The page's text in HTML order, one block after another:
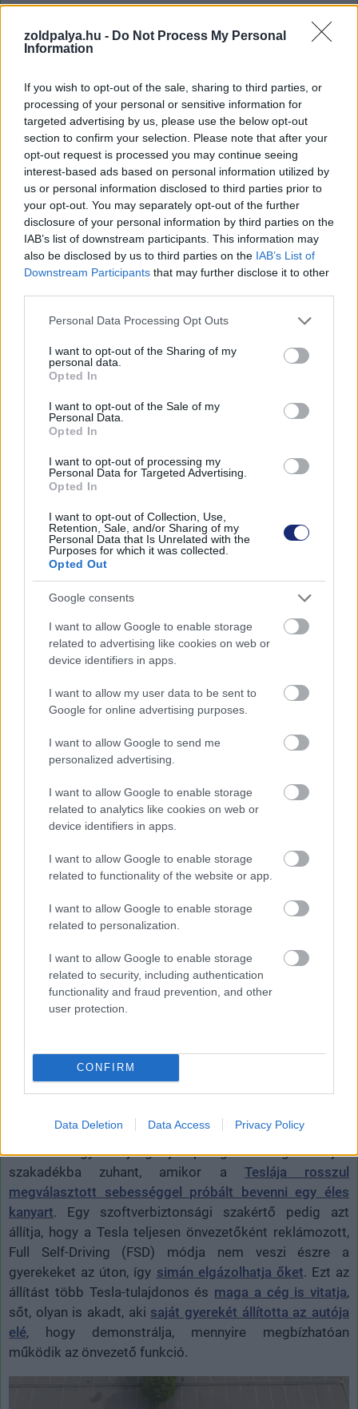
zoldpalya.hu - Do Not Process My Personal
Information
If you wish to opt-out of the sale, sharing to third parties, or
processing of your personal or sensitive information for
targeted advertising by us, please use the below opt-out
section to confirm your selection. Please note that after your
opt-out request is processed you may continue seeing
interest-based ads based on personal information utilized by
us or personal information disclosed to third parties prior to
your opt-out. You may separately opt-out of the further
disclosure of your personal information by third parties on the
IAB’s list of downstream participants. This information may
also be disclosed by us to third parties on the IAB’s List of
Downstream Participants that may further disclose it to other
Please note that this website/app uses one or more Google
not limited to your visit or usage behaviour. You may click to
grant or deny consent to Google and its third-party tags to
use your data for below specified purposes in below Google
consent section.
Personal Data Processing Opt Outs
I want to opt-out of the Sharing of my
personal data.
Opted In
I want to opt-out of the Sale of my
Personal Data.
Opted In
I want to opt-out of processing my
Personal Data for Targeted Advertising.
Opted In
I want to opt-out of Collection, Use,
Retention, Sale, and/or Sharing of my
Personal Data that Is Unrelated with the
Purposes for which it was collected.
Opted Out
Google consents
I want to allow Google to enable storage
related to advertising like cookies on web or
device identifiers in apps.
I want to allow my user data to be sent to
Google for online advertising purposes.
I want to allow Google to send me
personalized advertising.
I want to allow Google to enable storage
related to analytics like cookies on web or
device identifiers in apps.
I want to allow Google to enable storage
related to functionality of the website or app.
I want to allow Google to enable storage
related to personalization.
I want to allow Google to enable storage
related to security, including authentication
functionality and fraud prevention, and other
user protection.
CONFIRM
Data Deletion Data Access Privacy Policy
és a gyártók figyelmét is az efféle környezeti terhelésre.
Egy korábbi kutatás szerint ugyanis az elektromos
autók tulajdonosainak 83 százaléka úgy gondolja, ő már
veszik számításba a hasonló emissziókat. Emellett
azonban a két vállalkozás azt is szeretné elérni, ha a
hétköznapi fogyasztási termékek esetén is figyelmebe
vegyék a fogyasztók az emissziós terhelést: egy 46
hüvelykképátlójú LED-tévékészülék gyártása például
1334 kilogramm szén-dioxid kibocsátásával jár, míg
egyetlen kilogramm marhahús megtermelése 60 kilónyi
emissziót jelent.
Bízunk benne, hogy a két cég példamutató őszinteségét
fogalmazni, avilág megmentése is lehet jó üzlet .
#szén-dioxid
#emisszió #vattenfall
Hozzászólások
Éhségsztrájkkal hívnák fel Elon
Musk figyelmét a Tesla
problémáira
Norvég Tesla-tulajdonosk egy csoportja hosszú
listán sorolja, hogy milyen gondjaik vannak az
elektromos autóikkal.
A Tesla népszerűsége egyre csak növekszik, a cég autói
iránt azElectrek tegnapi cikke szerintsoha nem látott
érdeklődés tapasztalható. Az autóipart megreformáló
vállalat önvezető funkciókkal is felszerelt járműveiből
elmúlt időszakban több aggasztó hír is napvilágot látott
a Teslák önvezető képességevel kapcsolatban.
meggyűlt a baja az úttestet borító hóval, az említett
Electrek egyik újságírója pedig nemrég kishíján
szakadékba zuhant, amikor a Teslája rosszul
megválasztott sebességgel próbált bevenni egy éles
kanyart. Egy szoftverbiztonsági szakértő pedig azt
állítja, hogy a Tesla teljesen önvezetőként reklámozott,
Full Self-Driving (FSD) módja nem veszi észre a
gyerekeket az úton, így simán elgázolhatja őket. Ezt az
állítást több Tesla-tulajdonos és maga a cég is vitatja,
sőt, olyan is akadt, aki saját gyerekét állította az autója
elé, hogy demonstrálja, mennyire megbízhatóan
működik az önvezető funkció.